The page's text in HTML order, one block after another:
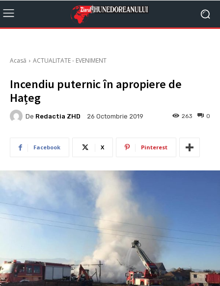
Acasă ACTUALITATE - EVENIMENT
Incendiu puternic în apropiere de
Hațeg
De Redactia ZHD 26 Octombrie 2019 0
263
Facebook X Pinterest